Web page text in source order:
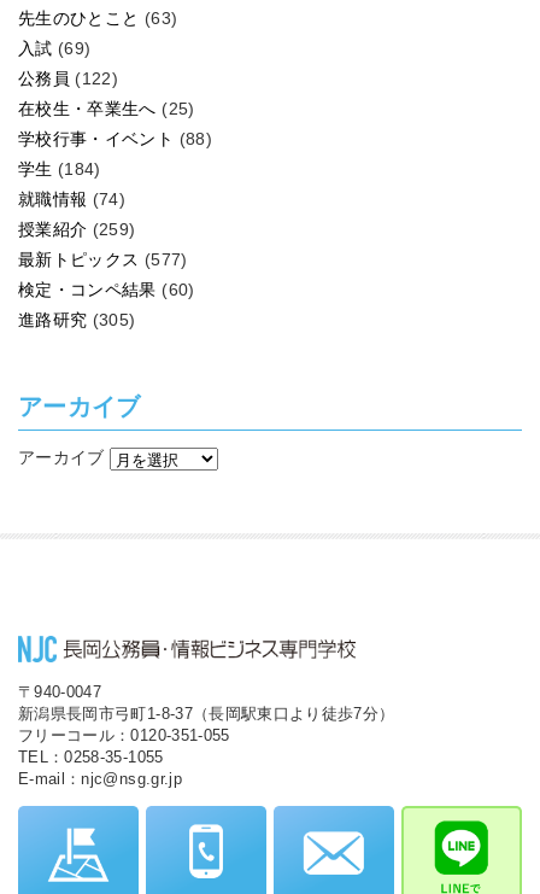
先生のひとこと (63)
入試 (69)
公務員 (122)
在校生・卒業生へ (25)
学校行事・イベント (88)
学生 (184)
就職情報 (74)
授業紹介 (259)
最新トピックス (577)
検定・コンペ結果 (60)
進路研究 (305)
アーカイブ
アーカイブ
〒940-0047
新潟県長岡市弓町1-8-37（長岡駅東口より徒歩7分）
フリーコール：0120-351-055
TEL：0258-35-1055
E-mail：njc@nsg.gr.jp